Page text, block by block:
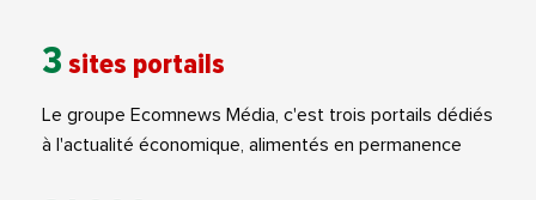
3 sites portails
Le groupe Ecomnews Média, c'est trois portails dédiés
à l'actualité économique, alimentés en permanence